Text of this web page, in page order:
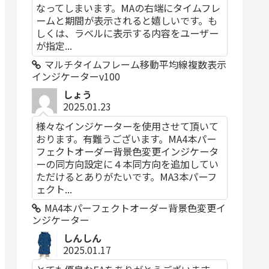
なってしまいます。MAの右端にタイムフレ
ームと期間が表示されると嬉しいです。も
しくは、ラベルに表示する内容をユーザー
が指定...
マルチタイムフレーム移動平均線複数表示
インジケーターv100
しょう
2025.01.23
様々なインジケーターを使用させて頂いて
おります。有難うございます。MA4本パー
フェクトオーダー背景色変更インジケータ
ーの同方向設定に４本同方向を追加してい
ただけるとありがたいです。MA3本パーフ
ェクト...
MA4本パーフェクトオーダー背景色変更イ
ンジケーター
しんしん
2025.01.17